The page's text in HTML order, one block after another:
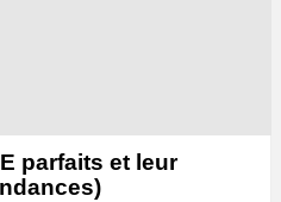
parfaits et leur